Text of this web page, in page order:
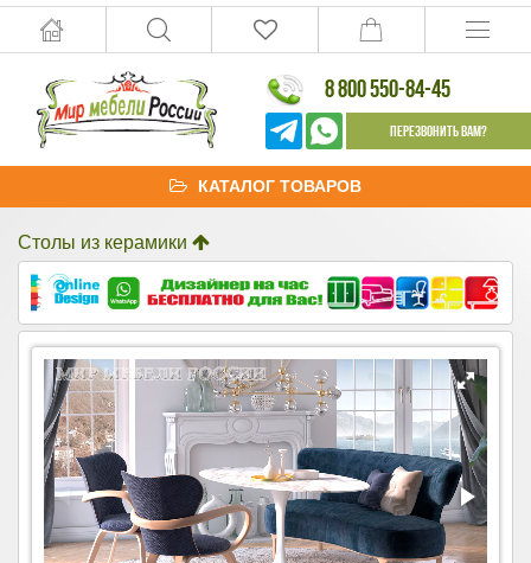
8 800 550-84-45
Перезвонить Вам?
КАТАЛОГ ТОВАРОВ
Столы из керамики